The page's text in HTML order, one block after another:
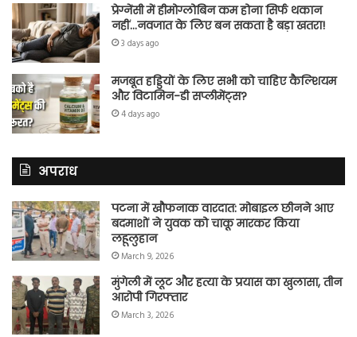
प्रेग्नेंसी में हीमोग्लोबिन कम होना सिर्फ थकान
नहीं…नवजात के लिए बन सकता है बड़ा खतरा!
3 days ago
मजबूत हड्डियों के लिए सभी को चाहिए कैल्शियम
और विटामिन-डी सप्लीमेंट्स?
4 days ago
अपराध
पटना में खौफनाक वारदात: मोबाइल छीनने आए
बदमाशों ने युवक को चाकू मारकर किया
लहूलुहान
March 9, 2026
मुंगेली में लूट और हत्या के प्रयास का खुलासा, तीन
आरोपी गिरफ्तार
March 3, 2026